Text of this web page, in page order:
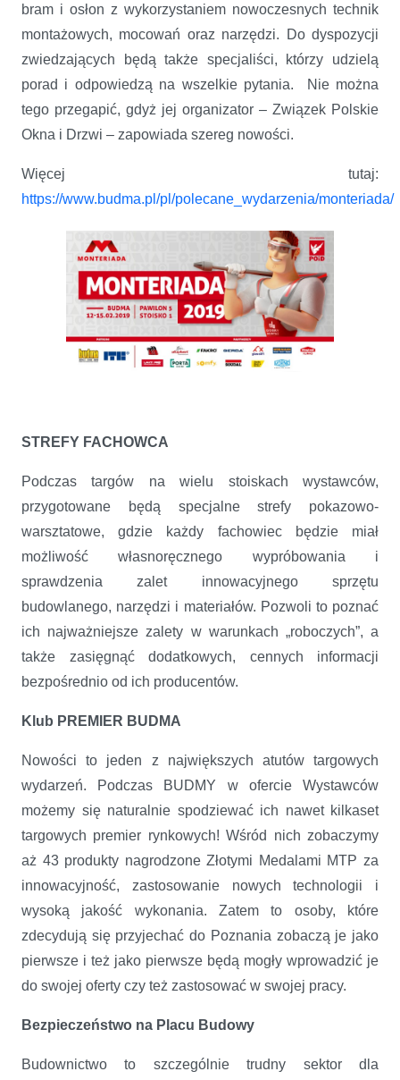
bram i osłon z wykorzystaniem nowoczesnych technik
montażowych, mocowań oraz narzędzi. Do dyspozycji
zwiedzających będą także specjaliści, którzy udzielą
porad i odpowiedzą na wszelkie pytania. Nie można
tego przegapić, gdyż jej organizator – Związek Polskie
Okna i Drzwi – zapowiada szereg nowości.
Więcej tutaj:
https://www.budma.pl/pl/polecane_wydarzenia/monteriada/
STREFY FACHOWCA
Podczas targów na wielu stoiskach wystawców,
przygotowane będą specjalne strefy pokazowo-
warsztatowe, gdzie każdy fachowiec będzie miał
możliwość własnoręcznego wypróbowania i
sprawdzenia zalet innowacyjnego sprzętu
budowlanego, narzędzi i materiałów. Pozwoli to poznać
ich najważniejsze zalety w warunkach „roboczych”, a
także zasięgnąć dodatkowych, cennych informacji
bezpośrednio od ich producentów.
Klub PREMIER BUDMA
Nowości to jeden z największych atutów targowych
wydarzeń. Podczas BUDMY w ofercie Wystawców
możemy się naturalnie spodziewać ich nawet kilkaset
targowych premier rynkowych! Wśród nich zobaczymy
aż 43 produkty nagrodzone Złotymi Medalami MTP za
innowacyjność, zastosowanie nowych technologii i
wysoką jakość wykonania. Zatem to osoby, które
zdecydują się przyjechać do Poznania zobaczą je jako
pierwsze i też jako pierwsze będą mogły wprowadzić je
do swojej oferty czy też zastosować w swojej pracy.
Bezpieczeństwo na Placu Budowy
Budownictwo to szczególnie trudny sektor dla